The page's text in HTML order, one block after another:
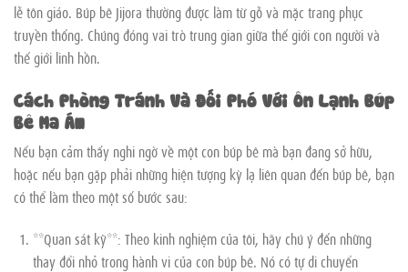
lễ tôn giáo. Búp bê Jijora thường được làm từ gỗ và mặc trang phục
truyền thống. Chúng đóng vai trò trung gian giữa thế giới con người và
thế giới linh hồn.
Cách Phòng Tránh Và Đối Phó Với Ôn Lạnh Búp
Bê Ma Ám
Nếu bạn cảm thấy nghi ngờ về một con búp bê mà bạn đang sở hữu,
hoặc nếu bạn gặp phải những hiện tượng kỳ lạ liên quan đến búp bê, bạn
có thể làm theo một số bước sau:
**Quan sát kỹ**: Theo kinh nghiệm của tôi, hãy chú ý đến những
thay đổi nhỏ trong hành vi của con búp bê. Nó có tự di chuyển